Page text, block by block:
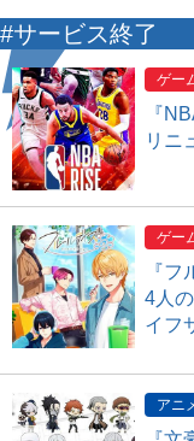
#サービス終了
ゲー
『
リニ
ゲー
『
4人
イフ
アニ